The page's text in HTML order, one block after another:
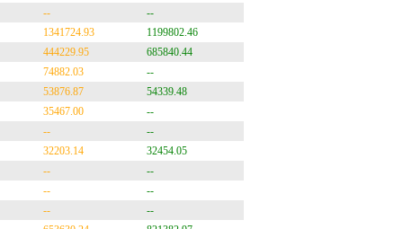
--
--
1341724.93
1199802.46
444229.95
685840.44
74882.03
--
53876.87
54339.48
35467.00
--
--
--
32203.14
32454.05
--
--
--
--
--
--